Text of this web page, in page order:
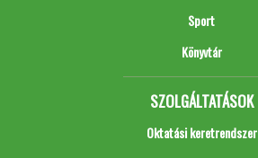
Sport
Könyvtár
SZOLGÁLTATÁSOK
Oktatási keretrendszer